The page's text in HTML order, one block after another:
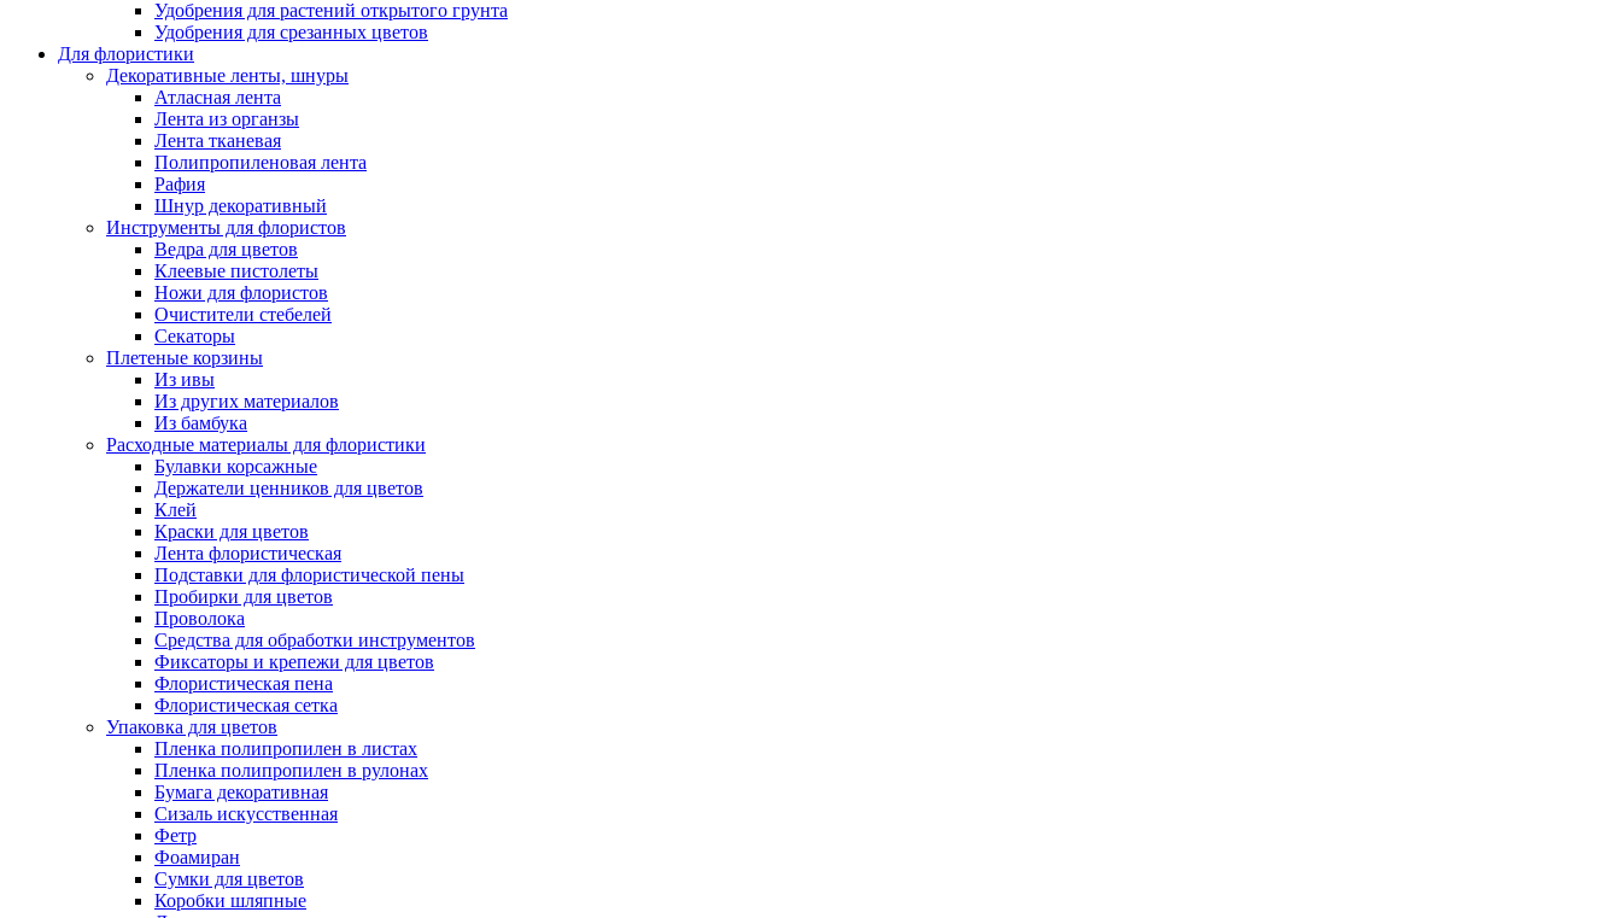
Удобрения для растений открытого грунта
Удобрения для срезанных цветов
Для флористики
Декоративные ленты, шнуры
Атласная лента
Лента из органзы
Лента тканевая
Полипропиленовая лента
Рафия
Шнур декоративный
Инструменты для флористов
Ведра для цветов
Клеевые пистолеты
Ножи для флористов
Очистители стебелей
Секаторы
Плетеные корзины
Из ивы
Из других материалов
Из бамбука
Расходные материалы для флористики
Булавки корсажные
Держатели ценников для цветов
Клей
Краски для цветов
Лента флористическая
Подставки для флористической пены
Пробирки для цветов
Проволока
Средства для обработки инструментов
Фиксаторы и крепежи для цветов
Флористическая пена
Флористическая сетка
Упаковка для цветов
Пленка полипропилен в листах
Пленка полипропилен в рулонах
Бумага декоративная
Сизаль искусственная
Фетр
Фоамиран
Сумки для цветов
Коробки шляпные